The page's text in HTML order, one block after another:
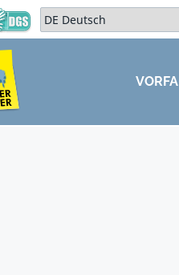
springen
springen
SPRINGEN